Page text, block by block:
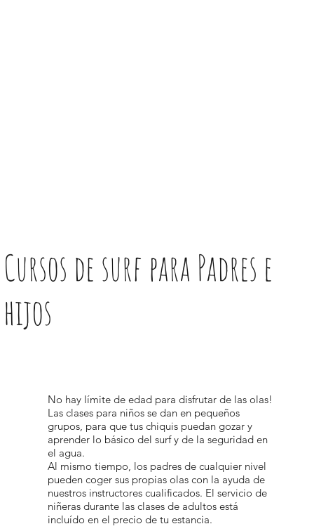
Cursos de surf para Padres e
hijos
No hay límite de edad para disfrutar de las olas!
Las clases para niños se dan en pequeños
grupos, para que tus chiquis puedan gozar y
aprender lo básico del surf y de la seguridad en
el agua.
Al mismo tiempo, los padres de cualquier nivel
pueden coger sus propias olas con la ayuda de
nuestros instructores cualificados. El servicio de
niñeras durante las clases de adultos está
incluído en el precio de tu estancia.